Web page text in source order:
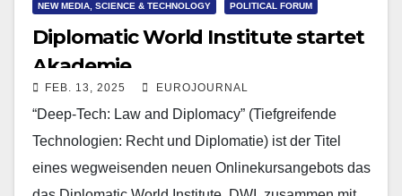
NEW MEDIA, SCIENCE & TECHNOLOGY POLITICAL FORUM
Diplomatic World Institute startet
Akademie
FEB. 13, 2025 EUROJOURNAL
“Deep-Tech: Law and Diplomacy” (Tiefgreifende
Technologien: Recht und Diplomatie) ist der Titel
eines wegweisenden neuen Onlinekursangebots das